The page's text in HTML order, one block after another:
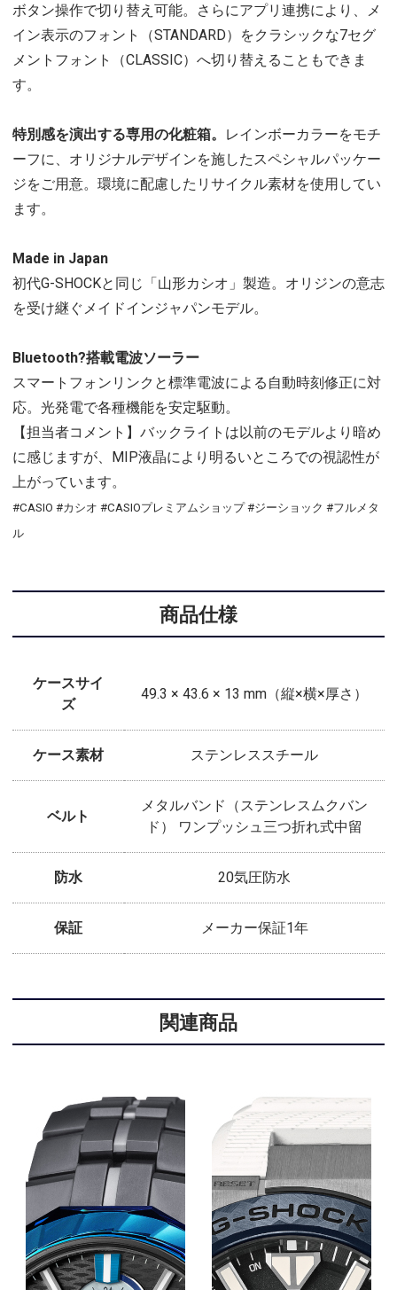
ボタン操作で切り替え可能。さらにアプリ連携により、メ
イン表示のフォント（STANDARD）をクラシックな7セグ
メントフォント（CLASSIC）へ切り替えることもできま
す。
特別感を演出する専用の化粧箱。
レインボーカラーをモチ
ーフに、オリジナルデザインを施したスペシャルパッケー
ジをご用意。環境に配慮したリサイクル素材を使用してい
ます。
Made in Japan
初代G-SHOCKと同じ「山形カシオ」製造。オリジンの意志
を受け継ぐメイドインジャパンモデル。
Bluetooth?搭載電波ソーラー
スマートフォンリンクと標準電波による自動時刻修正に対
応。光発電で各種機能を安定駆動。
【担当者コメント】バックライトは以前のモデルより暗め
に感じますが、MIP液晶により明るいところでの視認性が
上がっています。
#CASIO #カシオ #CASIOプレミアムショップ #ジーショック #フルメタ
ル
商品仕様
ケースサイ
ズ
49.3 × 43.6 × 13 mm（縦×横×厚さ）
ケース素材 ステンレススチール
ベルト
メタルバンド（ステンレスムクバン
ド） ワンプッシュ三つ折れ式中留
防水 20気圧防水
保証 メーカー保証1年
関連商品